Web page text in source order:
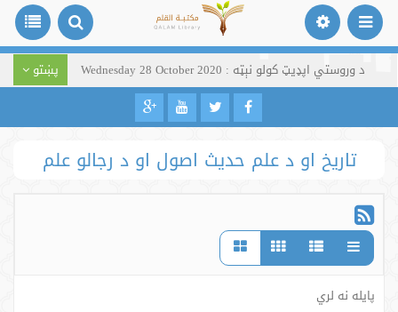
د وروستي اپډیټ کولو نېټه : Wednesday 28 October 2020 پښتو
تاریخ او د علم حدیث اصول او د رجالو علم
پایله نه لري